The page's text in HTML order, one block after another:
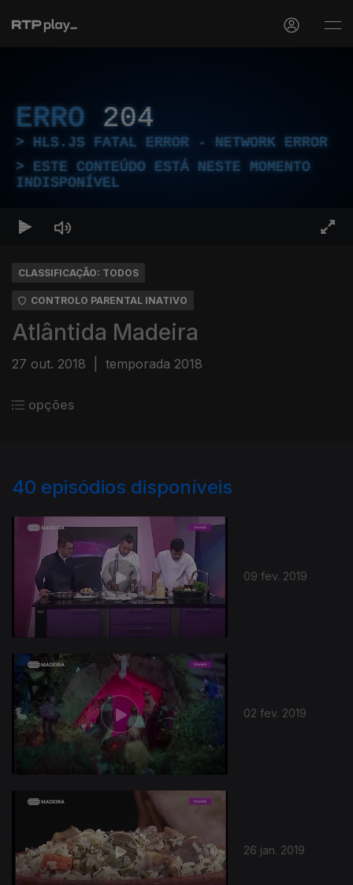
ERRO 204
HLS.JS FATAL ERROR - NETWORK ERROR
ESTE CONTEÚDO ESTÁ NESTE MOMENTO
INDISPONÍVEL
CLASSIFICAÇÃO: TODOS
CONTROLO PARENTAL INATIVO
Atlântida Madeira
27 out. 2018 temporada 2018
opções
40 episódios disponíveis
09 fev. 2019
02 fev. 2019
26 jan. 2019